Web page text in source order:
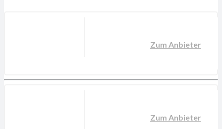
Zum Anbieter
Zum Anbieter